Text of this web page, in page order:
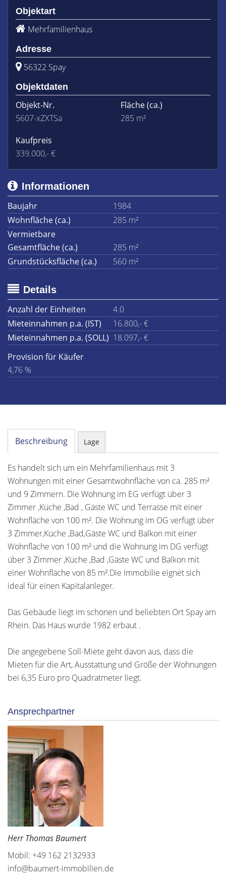
Objektart
Mehrfamilienhaus
Adresse
56322 Spay
Objektdaten
Objekt-Nr.
5607-xZXTSa
Fläche(ca.)
285 m²
Kaufpreis
339.000,- €
Informationen
Baujahr
1984
Wohnfläche (ca.)
285 m²
Vermietbare
Gesamtfläche (ca.)
285 m²
Grundstücksfläche (ca.)
560 m²
Details
Anzahl der Einheiten
4.0
Mieteinnahmen p.a. (IST)
16.800,- €
Mieteinnahmen p.a. (SOLL) 18.097,- €
Provision für Käufer
4,76 %
Beschreibung Lage
Es handelt sich um ein Mehrfamilienhaus mit 3
Wohnungen mit einer Gesamtwohnfläche von ca. 285 m²
und 9 Zimmern. Die Wohnung im EG verfügt über 3
Zimmer ,Küche ,Bad , Gäste WC und Terrasse mit einer
Wohnfläche von 100 m². Die Wohnung im OG verfügt über
3 Zimmer,Küche ,Bad,Gäste WC und Balkon mit einer
Wohnfläche von 100 m² und die Wohnung im DG verfügt
über 3 Zimmer ,Küche ,Bad ,Gäste WC und Balkon mit
einer Wohnfläche von 85 m².Die Immobilie eignet sich
ideal für einen Kapitalanleger.
Das Gebäude liegt im schönen und beliebten Ort Spay am
Rhein. Das Haus wurde 1982 erbaut .
Die angegebene Soll-Miete geht davon aus, dass die
Mieten für die Art, Ausstattung und Größe der Wohnungen
bei 6,35 Euro pro Quadratmeter liegt.
Ansprechpartner
Herr Thomas Baumert
Mobil: +49 162 2132933
info@baumert-immobilien.de